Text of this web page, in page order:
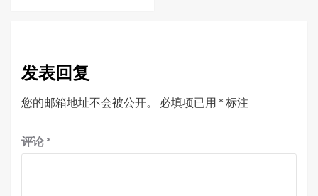
发表回复
您的邮箱地址不会被公开。 必填项已用 * 标注
评论 *